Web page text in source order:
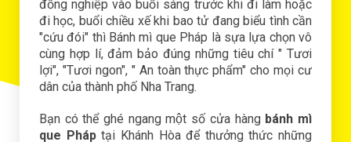
đồng nghiệp vào buổi sáng trước khi đi làm hoặc
đi học, buổi chiều xế khi bao tử đang biểu tình cần
"cứu đói" thì Bánh mì que Pháp là sựa lựa chọn vô
cùng hợp lí, đảm bảo đúng những tiêu chí " Tươi
lợi", "Tươi ngon", " An toàn thực phẩm" cho mọi cư
dân của thành phố Nha Trang.
Bạn có thể ghé ngang một số cửa hàng bánh mì
que Pháptại Khánh Hòađể thưởng thức những